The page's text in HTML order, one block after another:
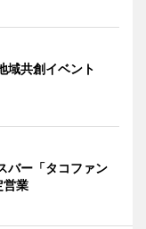
域共創イベント
バー「タコファン
業